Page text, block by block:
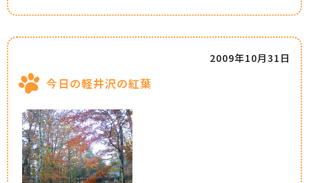
今日の軽井沢の紅葉
2009年10月31日